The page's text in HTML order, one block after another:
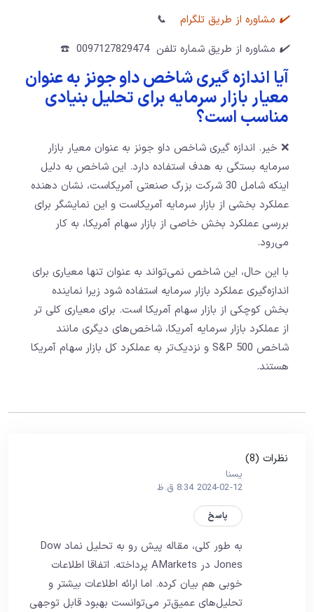
✔️ مشاوره از طریق تلگرام
📞
✔️ مشاوره از طریق شماره تلفن 0097127829474 ☎️
آیا اندازه گیری شاخص داو جونز به عنوان
معیار بازار سرمایه برای تحلیل بنیادی
مناسب است؟
❌ خیر. اندازه گیری شاخص داو جونز به عنوان معیار بازار
سرمایه بستگی به هدف استفاده دارد. این شاخص به دلیل
اینکه شامل 30 شرکت بزرگ صنعتی آمریکاست، نشان دهنده
عملکرد بخشی از بازار سرمایه آمریکاست و این نمایشگر برای
بررسی عملکرد بخش خاصی از بازار سهام آمریکا، به کار
می‌رود.
با این حال، این شاخص نمی‌تواند به عنوان تنها معیاری برای
اندازه‌گیری عملکرد بازار سرمایه استفاده شود زیرا نماینده
بخش کوچکی از بازار سهام آمریکا است. برای معیاری کلی تر
از عملکرد بازار سرمایه آمریکا، شاخص‌های دیگری مانند
شاخص S&P 500 و نزدیک‌تر به عملکرد کل بازار سهام آمریکا
هستند.
نظرات (8)
یسنا
2024-02-12 8:34 ق.ظ
پاسخ
به طور کلی، مقاله پیش رو به تحلیل نماد Dow
Jones در AMarkets پرداخته. اتفاقا اطلاعات
خوبی هم بیان کرده. اما ارائه اطلاعات بیشتر و
تحلیل‌های عمیق‌تر می‌توانست بهبود قابل توجهی